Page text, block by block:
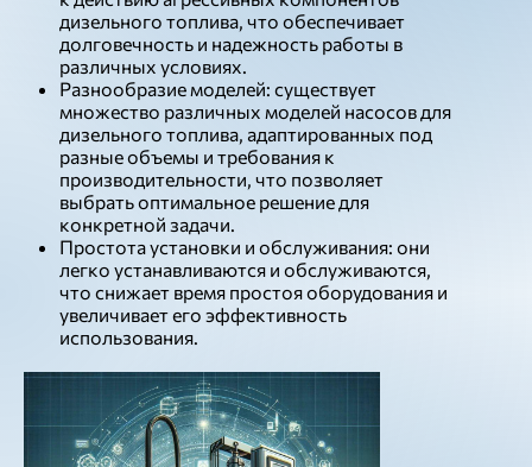
дизельного топлива, что обеспечивает
долговечность и надежность работы в
различных условиях.
Разнообразие моделей: существует
множество различных моделей насосов для
дизельного топлива, адаптированных под
разные объемы и требования к
производительности, что позволяет
выбрать оптимальное решение для
конкретной задачи.
Простота установки и обслуживания: они
легко устанавливаются и обслуживаются,
что снижает время простоя оборудования и
увеличивает его эффективность
использования.